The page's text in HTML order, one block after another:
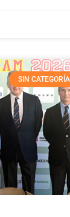
SIN CATEGORÍA